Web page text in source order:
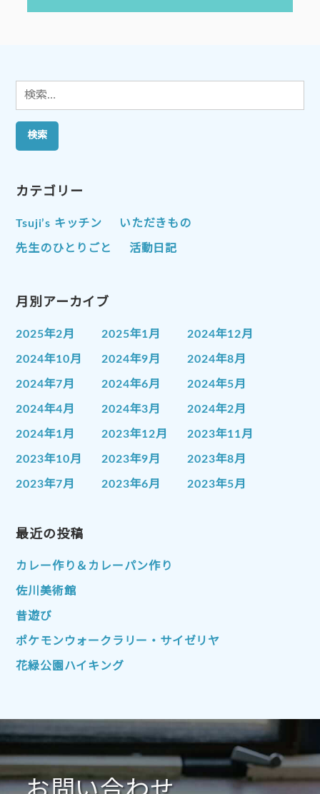
ー
検
索:
カテゴリー
Tsuji’s キッチン いただきもの
先生のひとりごと 活動日記
月別アーカイブ
2025年2月 2025年1月 2024年12月
2024年10月 2024年9月 2024年8月
2024年7月 2024年6月 2024年5月
2024年4月 2024年3月 2024年2月
2024年1月 2023年12月 2023年11月
2023年10月 2023年9月 2023年8月
2023年7月 2023年6月 2023年5月
2023年1月
2022年10月 2022年9月
2022年7月
2022年4月
2022年1月 2021年12月 2021年11月
2021年10月 2021年9月
2021年1月 2020年12月 2020年11月
2020年10月 2020年9月 2020年8月
2020年7月 2020年6月 2020年5月
最近の投稿
カレー作り＆カレーパン作り
佐川美術館
昔遊び
ポケモンウォークラリー・サイゼリヤ
花緑公園ハイキング